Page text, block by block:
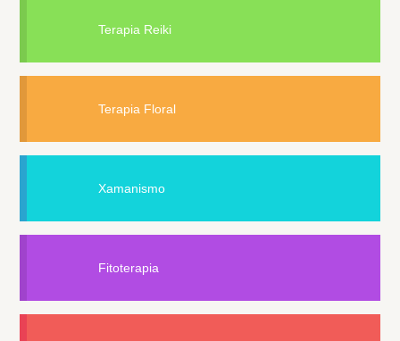
Terapia Reiki
Terapia Floral
Xamanismo
Fitoterapia